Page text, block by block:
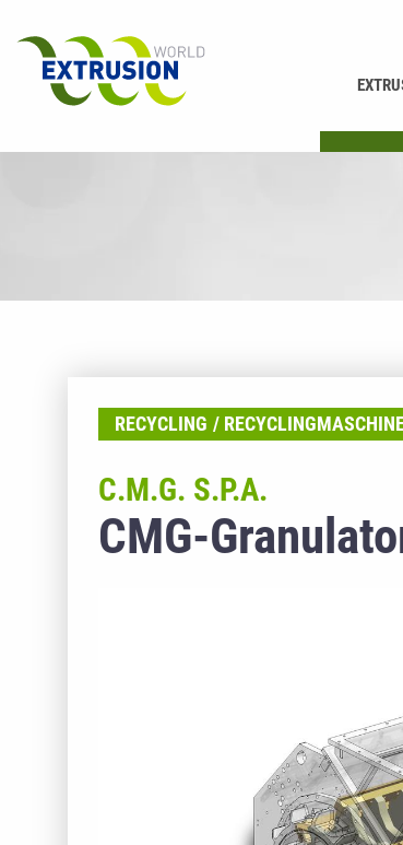
RECYCLING
CMG-
C.M.G. S.P.A.